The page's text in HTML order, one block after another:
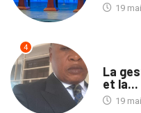
19
4
La
et la...
19